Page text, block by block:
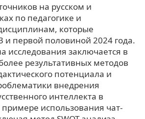
на русском и
по педагогике и
которые
и первой половиной 2024 года.
исследования заключается в
результативных методов
потенциала и
внедрения
интеллекта в
использования чат-